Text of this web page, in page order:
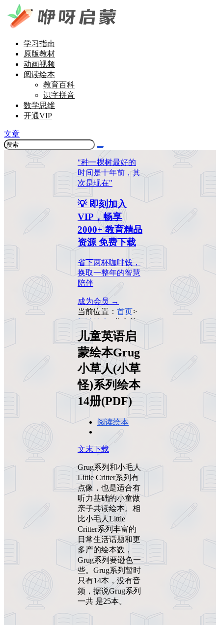
学习指南
原版教材
动画视频
阅读绘本
教育百科
识字拼音
数学思维
开通VIP
文章
"种一棵树最好的
时间是十年前，其
次是现在"
💡 即刻加入
VIP，畅享
2000+ 教育精品
资源 免费下载
省下两杯咖啡钱，
换取一整年的智慧
陪伴
成为会员 →
当前位置： 首页>
阅读绘本
儿童英
语启蒙绘本Grug
小草人(小草怪)系
列绘本14册(PDF)
儿童英语启
蒙绘本Grug
小草人(小草
怪)系列绘本
14册(PDF)
阅读绘本
文末下载
Grug系列和小毛人
Little Critter系列有
点像，也是适合有
听力基础的小童做
亲子共读绘本。相
比小毛人Little
Critter系列丰富的
日常生活话题和更
多产的绘本数，
Grug系列要逊色一
些。Grug系列暂时
只有14本，没有音
频，据说Grug系列
一共 是25本。